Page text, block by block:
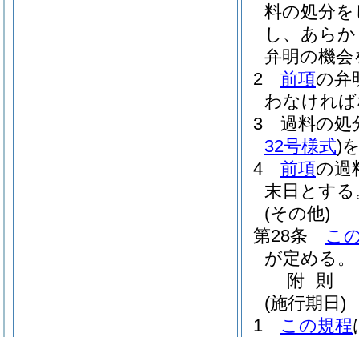
料の処分
し、あら
弁明の機
2
前項の弁
わなけれ
3
過料の処
32号様式)
4
前項の過
末日とする
(その他)
第28条
こ
が定める。
附 則
(施行期日)
1
この規程